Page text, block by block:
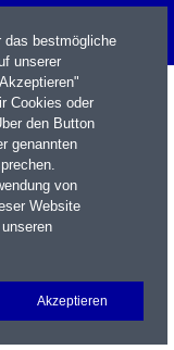
Login
das bestmögliche
unserer
Cookies oder
den Button
genannten
von
Website
Akzeptieren